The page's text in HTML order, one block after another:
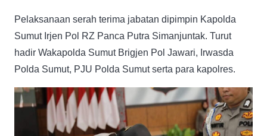
Pelaksanaan serah terima jabatan dipimpin Kapolda
Sumut Irjen Pol RZ Panca Putra Simanjuntak. Turut
hadir Wakapolda Sumut Brigjen Pol Jawari, Irwasda
Polda Sumut, PJU Polda Sumut serta para kapolres.